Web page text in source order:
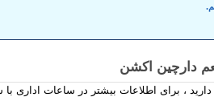
دارچین اکشن